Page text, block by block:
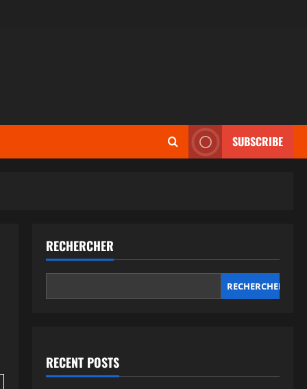
SUBSCRIBE
RECHERCHER
RECHERCHER
RECENT POSTS